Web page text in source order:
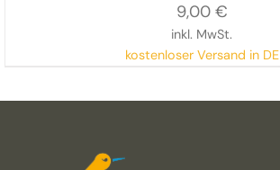
9,00 €
inkl. MwSt.
kostenloser Versand in DE